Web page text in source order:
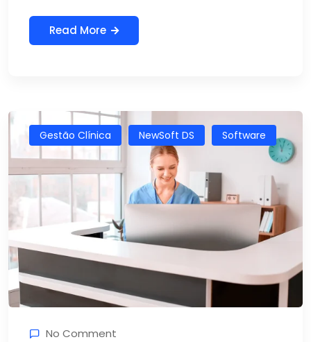
Read More
Gestão Clínica NewSoft DS Software
No Comment